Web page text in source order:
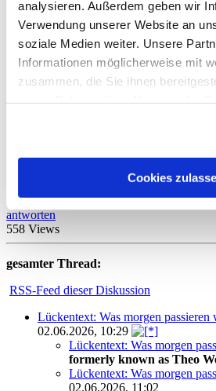
analysieren. Außerdem geben wir
Verwendung unserer Website an
soziale Medien weiter. Unsere
Informationen möglicherweise mit
zusammen, die Sie ihnen
Sie unsere Webseite weiterhin
Cookies
darum, (8) __zu testen, ob der Facebook-
funktioniert_____.
Am Ende wird fröhlich (9) __"Ooolli
Luftballon... Ooolli Griss - Du bist ein
Griss schreibt von einer Verlängerung
und braust auf seinem E-Roller davon
Uhr abgeschleppt).
Ein gewisser Romirei schreibt in der Bar,
war___.
antworten
558 Views
gesamter Thread:
RSS-Feed dieser Diskussion
Lückentext: Was morgen passieren
02.06.2026, 10:29
Lückentext: Was morgen
formerly known as Theo
Lückentext: Was morgen
02.06.2026, 11:02